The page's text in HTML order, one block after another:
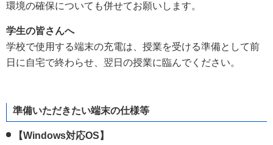
環境の確保についても併せてお願いします。
学生の皆さんへ
学校で使用する端末の充電は、授業を受ける準備として前
日に自宅で終わらせ、翌日の授業に臨んでください。
準備いただきたい端末の仕様等
【Windows対応OS】